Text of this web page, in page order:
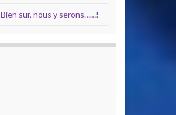
Bien sur, nous y serons……!